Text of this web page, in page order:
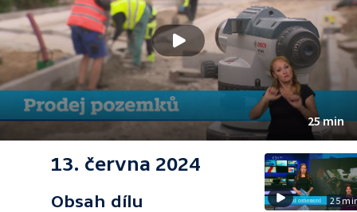
25 min
13. června 2024
Obsah dílu
25